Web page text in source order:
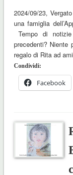
2024/09/23,
una famiglia
Tempo di
precedenti?
regalo di Rita ad
Condividi:
Facebook